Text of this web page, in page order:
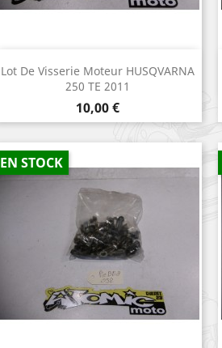
Lot De Visserie Moteur HUSQVARNA
250 TE 2011
Prix
10,00 €
Aperçu rapide
EN STOCK